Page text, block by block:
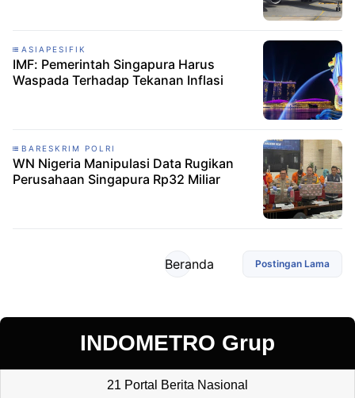
ASIAPESIFIK
IMF: Pemerintah Singapura Harus
Waspada Terhadap Tekanan Inflasi
BARESKRIM POLRI
WN Nigeria Manipulasi Data Rugikan
Perusahaan Singapura Rp32 Miliar
Postingan Lama
Beranda
INDOMETRO Grup
21 Portal Berita Nasional